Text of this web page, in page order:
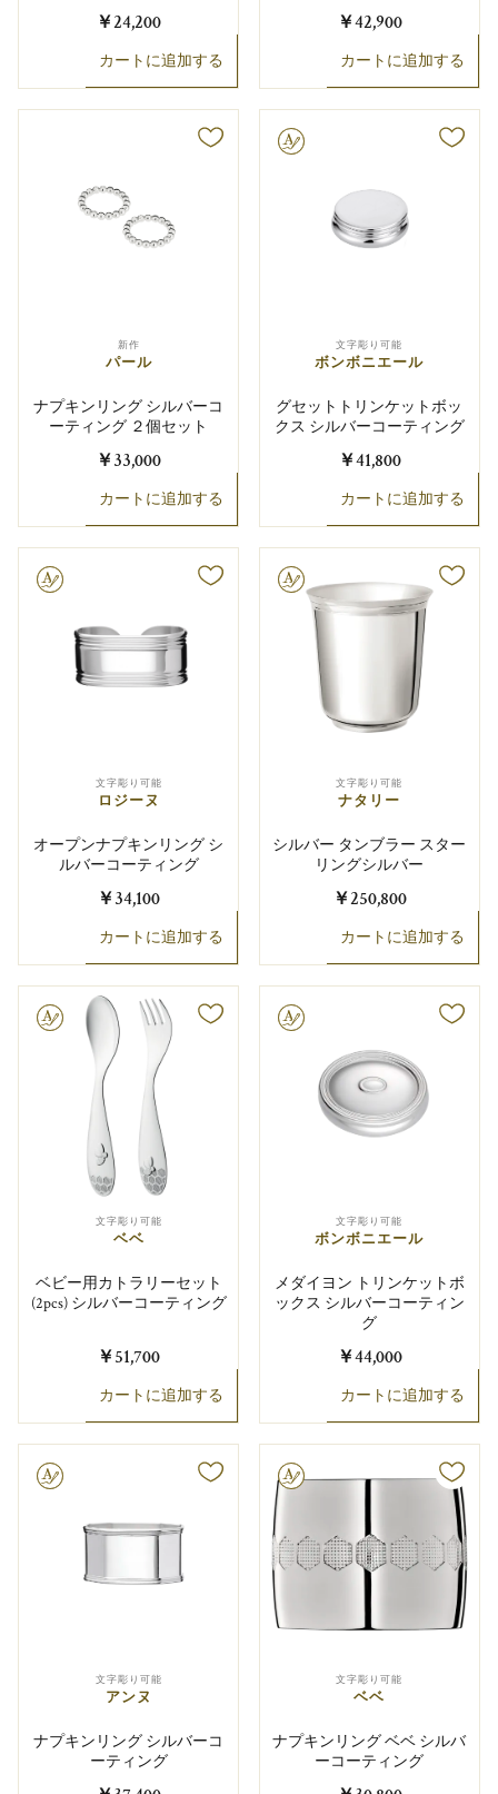
￥24,200
カートに追加する
￥42,900
カートに追加する
新作
パール
ナプキンリング シルバーコ
ーティング ２個セット
￥33,000
カートに追加する
文字彫り可能
文字彫り可能
ボンボニエール
グセットトリンケットボッ
クス シルバーコーティング
￥41,800
カートに追加する
文字彫り可能
ロジーヌ
オープンナプキンリング シ
ルバーコーティング
￥34,100
カートに追加する
文字彫り可能
文字彫り可能
ナタリー
シルバー タンブラー スター
リングシルバー
￥250,800
カートに追加する
文字彫り可能
ベベ
ベビー用カトラリーセット
(2pcs) シルバーコーティング
￥51,700
カートに追加する
文字彫り可能
文字彫り可能
ボンボニエール
メダイヨン トリンケットボ
ックス シルバーコーティン
グ
￥44,000
カートに追加する
文字彫り可能
アンヌ
ナプキンリング シルバーコ
ーティング
文字彫り可能
文字彫り可能
ベベ
ナプキンリング ベベ シルバ
ーコーティング